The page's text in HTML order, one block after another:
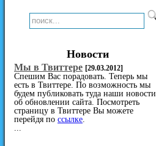
Новости
Мы в Твиттере [29.03.2012]
Спешим Вас порадовать. Теперь мы
есть в Твиттере. По возможность мы
будем публиковать туда наши новости
об обновлении сайта. Посмотреть
страницу в Твиттере Вы можете
перейдя по ссылке